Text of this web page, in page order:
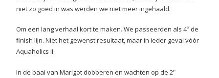
niet zo goed in was werden we niet meer ingehaald.
Om een lang verhaal kort te maken. We passeerden als 4ede
finish lijn. Niet het gewenst resultaat, maar in ieder geval vóór
Aquaholics II.
In de baai van Marigot dobberen en wachten op de 2e